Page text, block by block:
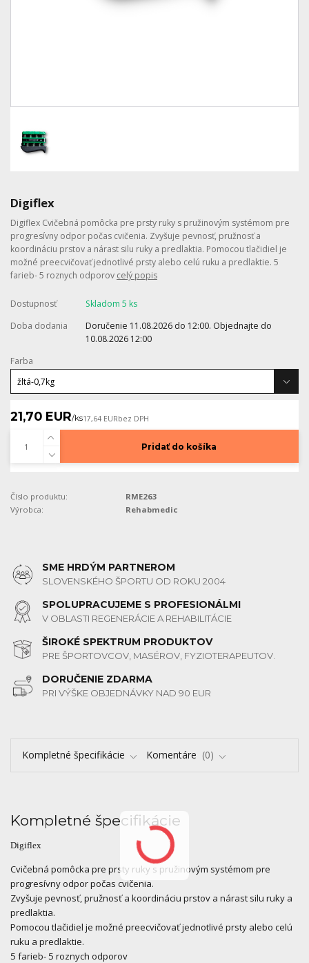
Digiflex
Digiflex Cvičebná pomôcka pre prsty ruky s pružinovým systémom pre
progresívny odpor počas cvičenia. Zvyšuje pevnosť, pružnosť a
koordináciu prstov a nárast silu ruky a predlaktia. Pomocou tlačidiel je
možné preecvičovať jednotlivé prsty alebo celú ruku a predlaktie. 5
farieb- 5 roznych odporov celý popis
Dostupnosť
Skladom 5 ks
Doba dodania
Doručenie 11.08.2026 do 12:00. Objednajte do
10.08.2026 12:00
Farba
21,70 EUR/ks17,64 EURbez DPH
Pridať do košíka
Číslo produktu:
RME263
Výrobca:
Rehabmedic
SME HRDÝM PARTNEROM
SLOVENSKÉHO ŠPORTU OD ROKU 2004
SPOLUPRACUJEME S PROFESIONÁLMI
V OBLASTI REGENERÁCIE A REHABILITÁCIE
ŠIROKÉ SPEKTRUM PRODUKTOV
PRE ŠPORTOVCOV, MASÉROV, FYZIOTERAPEUTOV.
DORUČENIE ZDARMA
PRI VÝŠKE OBJEDNÁVKY NAD 90 EUR
Kompletné špecifikácie Komentáre 0
Kompletné špecifikácie
Digiflex
Cvičebná pomôcka pre prsty ruky s pružinovým systémom pre
progresívny odpor počas cvičenia.
Zvyšuje pevnosť, pružnosť a koordináciu prstov a nárast silu ruky a
predlaktia.
Pomocou tlačidiel je možné preecvičovať jednotlivé prsty alebo celú
ruku a predlaktie.
5 farieb- 5 roznych odporov